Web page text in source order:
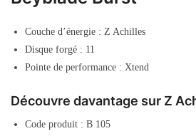
Couche d’énergie : Z Achilles
Disque forgé : 11
Pointe de performance : Xtend
Découvre davantage sur Z
Code produit : B 105